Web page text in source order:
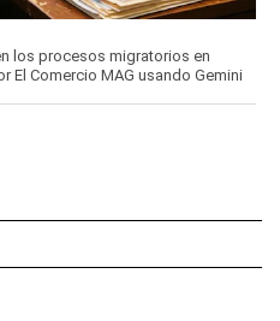
los procesos migratorios en
El Comercio MAG usando Gemini